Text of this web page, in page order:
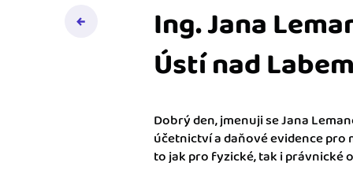
obchodními kontakty.
Hlídání cashflow
Vyměňte počítání za
Spolupráce s účetní
Dejte účetní to, co
přístup k vašim
Ing. Jana
Ústí nad Labem
Dobrý den, jmenuji se Jana
účetnictví a daňové evidence pro
to jak pro fyzické, tak i právnické